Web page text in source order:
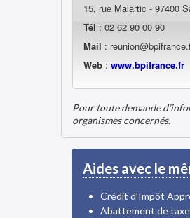
15, rue Malartic - 97400
Tél : 02 62 90 00 90
Mail :
Web : www.bpifrance.fr
Pour toute demande
organismes concernés.
Aides avec le
Crédit d’Impôt
Abattement de